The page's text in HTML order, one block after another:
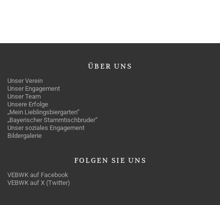
ÜBER UNS
Unser Verein
Unser Engagement
Unser Team
Unsere Erfolge
„Mein Lieblingsbiergarten“
„Bayerischer Stammtischbruder“
Unser soziales Engagement
Bildergalerie
FOLGEN SIE UNS
VEBWK auf Facebook
VEBWK auf X (Twitter)